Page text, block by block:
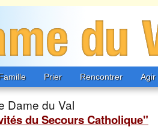
Prier Rencontrer Agir
Dame du Val
du Secours Catholique"